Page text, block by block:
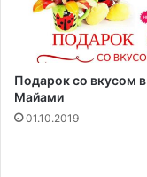
л
у
н
Подарок со вкусом в
Майами
01.10.2019